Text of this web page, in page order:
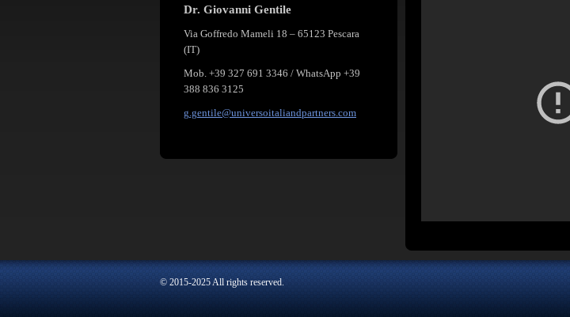
Dr. Giovanni Gentile
Via Goffredo Mameli 18 – 65123 Pescara
(IT)
Mob. +39 327 691 3346 / WhatsApp +39
388 836 3125
g.gentile@universoitaliandpartners.com
© 2015-2025 All rights reserved.